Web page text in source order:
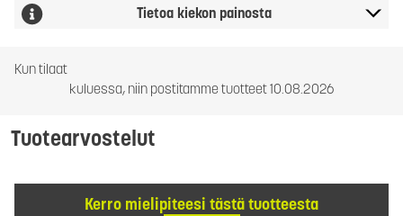
Tietoa kiekon painosta
Kun tilaat
kuluessa, niin postitamme tuotteet 10.08.2026
Tuotearvostelut
Kerro mielipiteesi tästä tuotteesta